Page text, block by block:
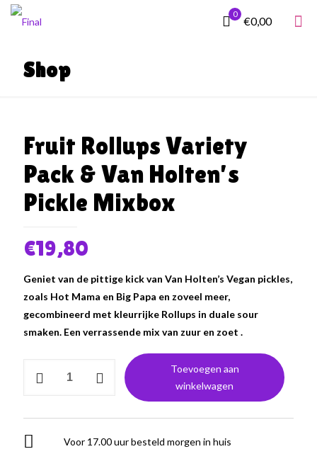
0
€0,00
Shop
Fruit Rollups Variety
Pack & Van Holten’s
Pickle Mixbox
€19,80
Geniet van de pittige kick van Van Holten’s Vegan pickles,
zoals Hot Mama en Big Papa en zoveel meer,
gecombineerd met kleurrijke Rollups in duale sour
smaken. Een verrassende mix van zuur en zoet .
Rollups
Pack
&
Toevoegen aan
winkelwagen
Voor 17.00 uur besteld morgen in huis